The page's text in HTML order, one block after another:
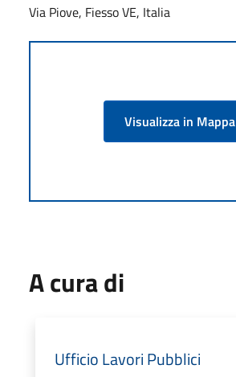
Via Piove, Fiesso VE, Italia
Visualizza in Mappa
A cura di
Ufficio Lavori Pubblici